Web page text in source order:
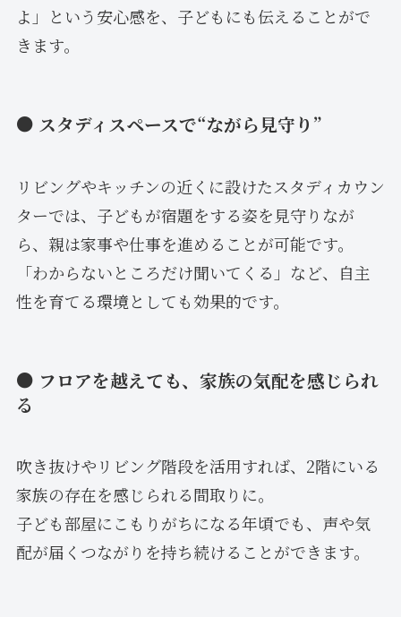
よ」という安心感を、子どもにも伝えることがで
きます。
● スタディスペースで“ながら見守り”
リビングやキッチンの近くに設けたスタディカウン
ターでは、子どもが宿題をする姿を見守りなが
ら、親は家事や仕事を進めることが可能です。
「わからないところだけ聞いてくる」など、自主
性を育てる環境としても効果的です。
● フロアを越えても、家族の気配を感じられ
る
吹き抜けやリビング階段を活用すれば、2階にいる
家族の存在を感じられる間取りに。
子ども部屋にこもりがちになる年頃でも、声や気
配が届くつながりを持ち続けることができます。